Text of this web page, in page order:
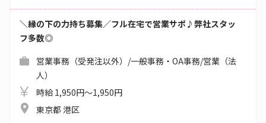
＼縁の下の力持ち募集／フル在宅で営業サポ♪弊社スタッ
フ多数◎
営業事務（受発注以外）/一般事務・OA事務/営業（法
人）
時給 1,950円～1,950円
東京都 港区